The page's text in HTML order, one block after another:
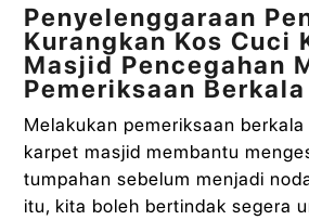
Penyelenggaraan
Kurangkan Kos Cuci
Masjid Pencegahan
Pemeriksaan Berkala
Melakukan pemeriksaan
karpet masjid membantu
tumpahan sebelum menjadi
itu, kita boleh bertindak segera